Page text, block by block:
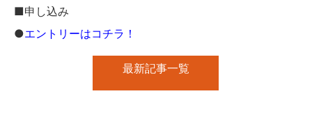
■申し込み
●エントリーはコチラ！
最新記事一覧